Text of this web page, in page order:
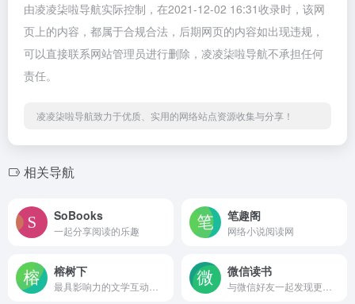
由凌凌柒啦导航实际控制，在2021-12-02 16:31收录时，该网
页上的内容，都属于合规合法，后期网页的内容如出现违规，
可以直接联系网站管理员进行删除，凌凌柒啦导航不承担任何
责任。
凌凌柒啦导航致力于优质、实用的网络站点资源收集与分享！
相关导航
SoBooks
一起分享阅读的乐趣
笔趣阁
网络小说阅读网
榕树下 微信读书